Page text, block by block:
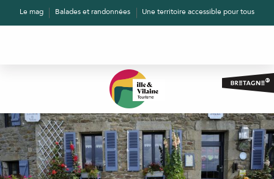
AllerLe mag Balades et randonnées Une territoire accessible pour tous